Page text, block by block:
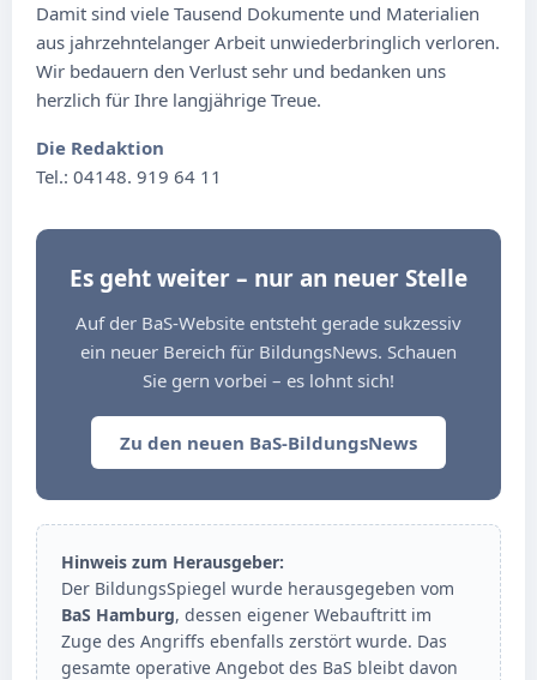
Damit sind viele Tausend Dokumente und Materialien
aus jahrzehntelanger Arbeit unwiederbringlich verloren.
Wir bedauern den Verlust sehr und bedanken uns
herzlich für Ihre langjährige Treue.
Die Redaktion
Tel.: 04148. 919 64 11
Es geht weiter – nur an neuer Stelle
Auf der BaS-Website entsteht gerade sukzessiv
ein neuer Bereich für BildungsNews. Schauen
Sie gern vorbei – es lohnt sich!
Zu den neuen BaS-BildungsNews
Hinweis zum Herausgeber:
Der BildungsSpiegel wurde herausgegeben vom
BaS Hamburg, dessen eigener Webauftritt im
Zuge des Angriffs ebenfalls zerstört wurde. Das
gesamte operative Angebot des BaS bleibt davon